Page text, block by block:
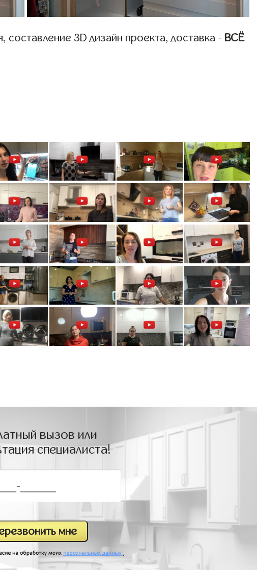
3D дизайн проекта, доставка - ВСЁ
вызов или
специалиста!
.